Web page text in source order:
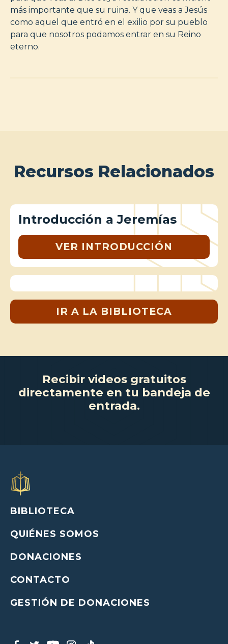
más importante que su ruina. Y que veas a Jesús
como aquel que entró en el exilio por su pueblo
para que nosotros podamos entrar en su Reino
eterno.
Recursos Relacionados
Introducción a Jeremías
VER INTRODUCCIÓN
IR A LA BIBLIOTECA
Recibir videos gratuitos
directamente en tu bandeja de
entrada.
BIBLIOTECA
QUIÉNES SOMOS
DONACIONES
CONTACTO
GESTIÓN DE DONACIONES